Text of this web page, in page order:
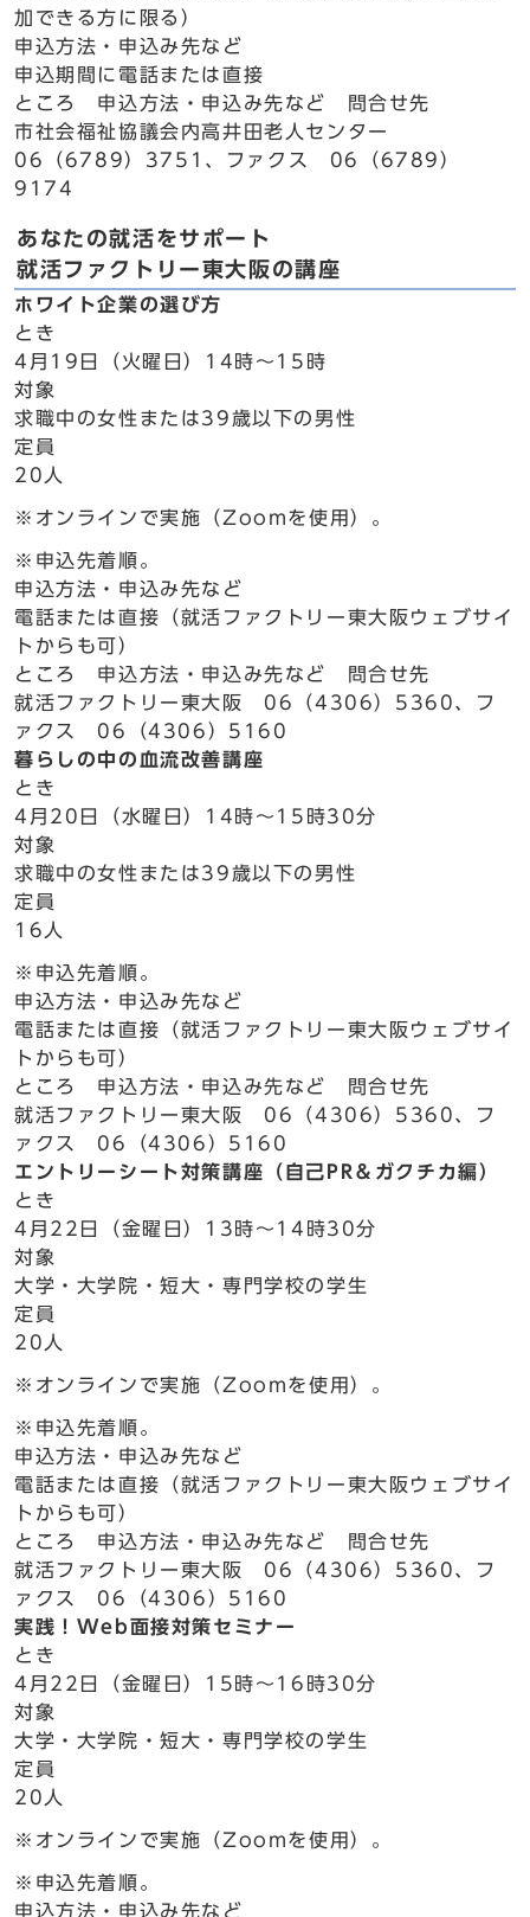
加できる方に限る）
申込方法・申込み先など
申込期間に電話または直接
ところ 申込方法・申込み先など 問合せ先
市社会福祉協議会内高井田老人センター
06（6789）3751、ファクス 06（6789）
9174
あなたの就活をサポート
就活ファクトリー東大阪の講座
ホワイト企業の選び方
とき
4月19日（火曜日）14時～15時
対象
求職中の女性または39歳以下の男性
定員
20人
※オンラインで実施（Zoomを使用）。
※申込先着順。
申込方法・申込み先など
電話または直接（就活ファクトリー東大阪ウェブサイ
トからも可）
ところ 申込方法・申込み先など 問合せ先
就活ファクトリー東大阪 06（4306）5360、フ
ァクス 06（4306）5160
暮らしの中の血流改善講座
とき
4月20日（水曜日）14時～15時30分
対象
求職中の女性または39歳以下の男性
定員
16人
※申込先着順。
申込方法・申込み先など
電話または直接（就活ファクトリー東大阪ウェブサイ
トからも可）
ところ 申込方法・申込み先など 問合せ先
就活ファクトリー東大阪 06（4306）5360、フ
ァクス 06（4306）5160
エントリーシート対策講座（自己PR＆ガクチカ編）
とき
4月22日（金曜日）13時～14時30分
対象
大学・大学院・短大・専門学校の学生
定員
20人
※オンラインで実施（Zoomを使用）。
※申込先着順。
申込方法・申込み先など
電話または直接（就活ファクトリー東大阪ウェブサイ
トからも可）
ところ 申込方法・申込み先など 問合せ先
就活ファクトリー東大阪 06（4306）5360、フ
ァクス 06（4306）5160
実践！Web面接対策セミナー
とき
4月22日（金曜日）15時～16時30分
対象
大学・大学院・短大・専門学校の学生
定員
20人
※オンラインで実施（Zoomを使用）。
※申込先着順。
申込方法・申込み先など